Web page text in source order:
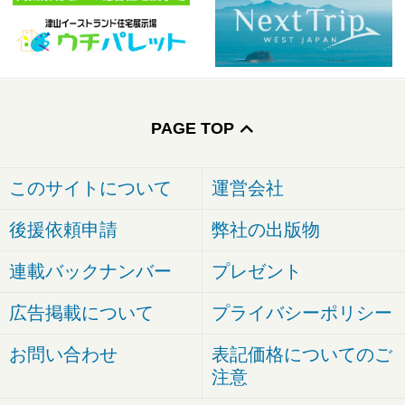
PAGE TOP
このサイトについて 運営会社
後援依頼申請 弊社の出版物
連載バックナンバー プレゼント
広告掲載について プライバシーポリシー
お問い合わせ
表記価格についてのご
注意